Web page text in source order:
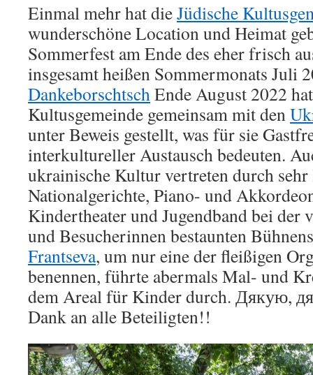
Einmal mehr hat dieJüdische
wunderschöne Location und Heimat
Sommerfest am Ende des eher frisch
insgesamt heißen Sommermonats Juli
DankeborschtschEnde August 2022
Kultusgemeinde gemeinsam mit den
unter Beweis gestellt, was für sie
interkultureller Austausch bedeuten.
ukrainische Kultur vertreten durch
Nationalgerichte, Piano- und
Kindertheater und Jugendband bei der
und Besucherinnen bestaunten
Frantseva, um nur eine der fleißigen
benennen, führte abermals Mal- und
dem Areal für Kinder durch. Дякую,
Dank an alle Beteiligten!!